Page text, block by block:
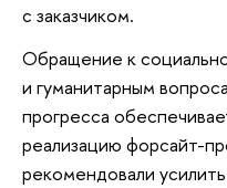
с заказчиком.
Обращение к
и гуманитарным
прогресса
реализацию форсайт-
рекомендовали